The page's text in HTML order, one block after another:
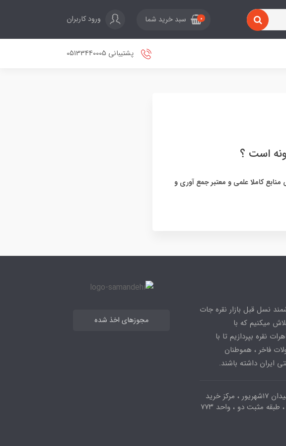
0 سبد خرید شما ورود کاربران
پشتیبانی 05133440005
است ؟
کاملا علمی و معتبر جمع آوری و
نسل قبل بازار نقره جات
میکنیم که با
نقره بپردازیم تا با
فاخر ، هموطنان
ایران داشته باشند.
مشهد ، میدان ۱۷شهریور ، مرکز خرید
مجوزهای اخذ شده